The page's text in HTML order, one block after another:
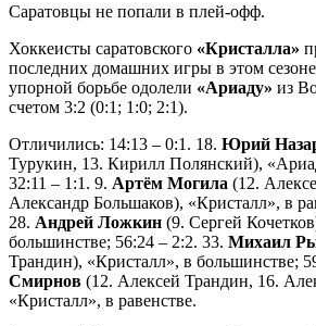
Саратовцы не попали в плей-офф.
Хоккеисты саратовского «Кристалла»
последних домашних игры в этом
упорной борьбе одолели «Ариаду» из
счетом 3:2 (0:1; 1:0; 2:1).
Отличились: 14:13 – 0:1. 18. Юрий
Турукин, 13. Кирилл Полянский),
32:11 – 1:1. 9. Артём Могила (12.
Александр Большаков), «Кристалл», в
28. Андрей Ложкин (9. Сергей
большинстве; 56:24 – 2:2. 33. Михаил
Трандин), «Кристалл», в большинстве;
Смирнов (12. Алексей Трандин, 16.
«Кристалл», в равенстве.